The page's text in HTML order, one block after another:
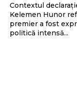
Contextul
Kelemen Hunor
premier a fost
politică intensă...